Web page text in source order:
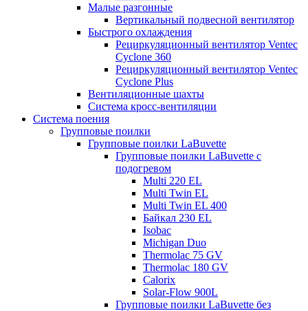
Малые разгонные
Вертикальный подвесной вентилятор
Быстрого охлаждения
Рециркуляционный вентилятор Ventec
Cyclone 360
Рециркуляционный вентилятор Ventec
Cyclone Plus
Вентиляционные шахты
Система кросс-вентиляции
Система поения
Групповые поилки
Групповые поилки LaBuvette
Групповые поилки LaBuvette с
подогревом
Multi 220 EL
Multi Twin EL
Multi Twin EL 400
Байкал 230 EL
Isobac
Michigan Duo
Thermolac 75 GV
Thermolac 180 GV
Calorix
Solar-Flow 900L
Групповые поилки LaBuvette без